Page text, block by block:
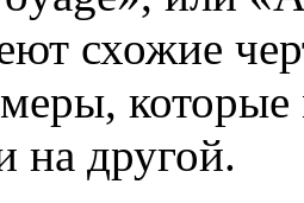
схожие
на другой.